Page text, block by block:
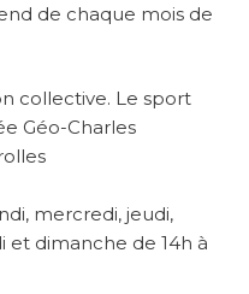
de chaque mois de
collective. Le sport
Géo-Charles
mercredi, jeudi,
et dimanche de 14h à